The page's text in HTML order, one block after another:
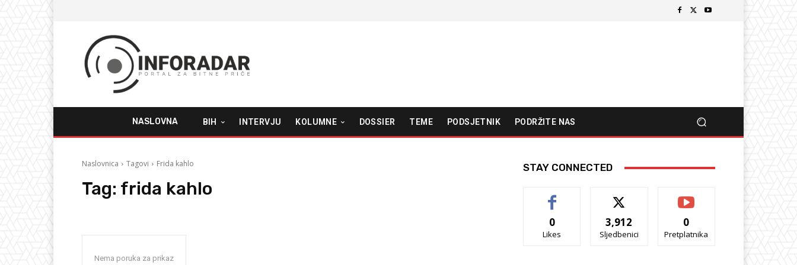
NASLOVNA BIH INTERVJU KOLUMNE DOSSIER TEME PODSJETNIK PODRŽITE NAS
Naslovnica Tagovi Frida kahlo
Tag: frida kahlo
Nema poruka za prikaz
STAY CONNECTED
0
Likes
3,912
Sljedbenici
0
Pretplatnika